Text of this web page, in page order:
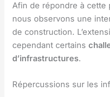
Afin de répondre à cette
nous observons une
de construction.
cependant certains
d’infrastructures.
Répercussions sur les